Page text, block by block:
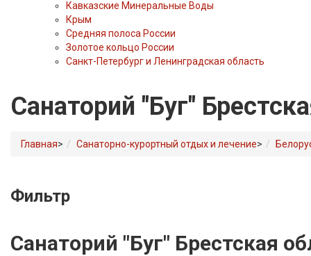
Кавказские Минеральные Воды
Крым
Средняя полоса России
Золотое кольцо России
Санкт-Петербург и Ленинградская область
Санаторий "Буг"
Главная> Санаторно-курортный отдых и лечение>
Фильтр
Санаторий "Буг" Брестская